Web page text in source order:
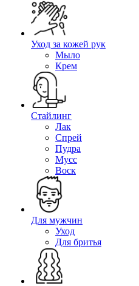
Уход за кожей рук
Мыло
Крем
Стайлинг
Лак
Спрей
Пудра
Мусс
Воск
Для мужчин
Уход
Для бритья